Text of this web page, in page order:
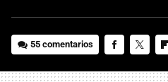
55 comentarios